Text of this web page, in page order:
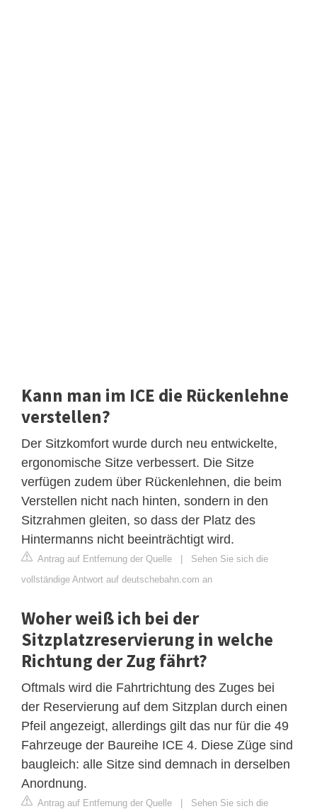
Kann man im ICE die Rückenlehne
verstellen?
Der Sitzkomfort wurde durch neu entwickelte,
ergonomische Sitze verbessert. Die Sitze
verfügen zudem über Rückenlehnen, die beim
Verstellen nicht nach hinten, sondern in den
Sitzrahmen gleiten, so dass der Platz des
Hintermanns nicht beeinträchtigt wird.
Antrag auf Entfernung der Quelle | Sehen Sie sich die
vollständige Antwort auf deutschebahn.com an
Woher weiß ich bei der
Sitzplatzreservierung in welche
Richtung der Zug fährt?
Oftmals wird die Fahrtrichtung des Zuges bei
der Reservierung auf dem Sitzplan durch einen
Pfeil angezeigt, allerdings gilt das nur für die 49
Fahrzeuge der Baureihe ICE 4. Diese Züge sind
baugleich: alle Sitze sind demnach in derselben
Anordnung.
Antrag auf Entfernung der Quelle | Sehen Sie sich die